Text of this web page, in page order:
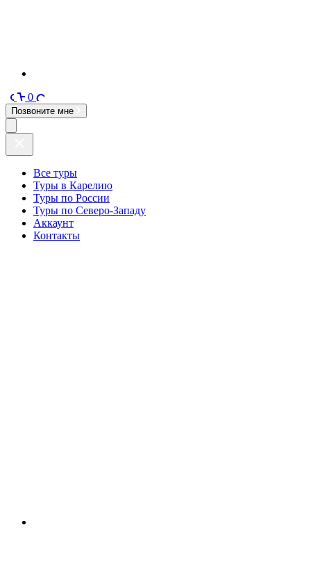
0
Позвоните мне
Все туры
Туры в Карелию
Туры по России
Туры по Северо-Западу
Аккаунт
Контакты